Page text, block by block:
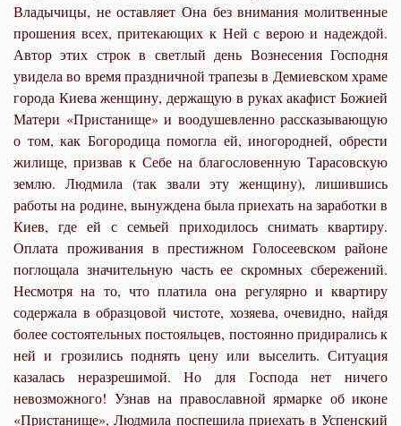
Владычицы, не оставляет Она без внимания молитвенные
прошения всех, притекающих к Ней с верою и надеждой.
Автор этих строк в светлый день Вознесения Господня
увидела во время праздничной трапезы в Демиевском храме
города Киева женщину, держащую в руках акафист Божией
Матери «Пристанище» и воодушевленно рассказывающую
о том, как Богородица помогла ей, иногородней, обрести
жилище, призвав к Себе на благословенную Тарасовскую
землю. Людмила (так звали эту женщину), лишившись
работы на родине, вынуждена была приехать на заработки в
Киев, где ей с семьей приходилось снимать квартиру.
Оплата проживания в престижном Голосеевском районе
поглощала значительную часть ее скромных сбережений.
Несмотря на то, что платила она регулярно и квартиру
содержала в образцовой чистоте, хозяева, очевидно, найдя
более состоятельных постояльцев, постоянно придирались к
ней и грозились поднять цену или выселить. Ситуация
казалась неразрешимой. Но для Господа нет ничего
невозможного! Узнав на православной ярмарке об иконе
«Пристанище», Людмила поспешила приехать в Успенский